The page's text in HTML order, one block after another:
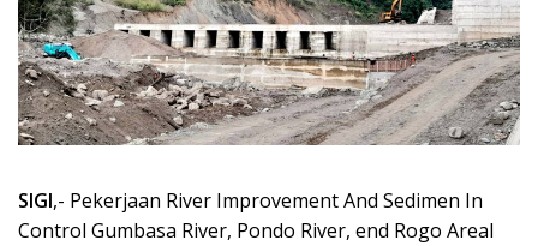
SIGI,- Pekerjaan River Improvement And Sedimen In
Control Gumbasa River, Pondo River, end Rogo Areal